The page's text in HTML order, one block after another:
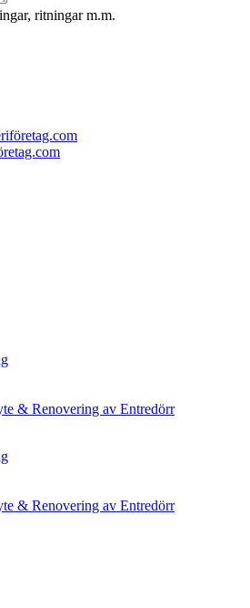
ritningar m.m.
& Renovering av Entredörr
& Renovering av Entredörr